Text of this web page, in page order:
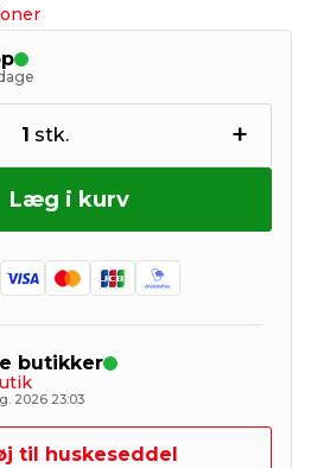
1 stk. +
Læg i kurv
butikker
2026 23:03
til huskeseddel